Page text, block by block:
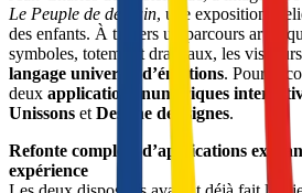
Le Peuple de demain, une exposition-
des enfants. À travers un parcours
langage universel d’émotions. Pour
deux applications numériques
Unissons et Dessine des signes.
Refonte complète d’applications
expérience